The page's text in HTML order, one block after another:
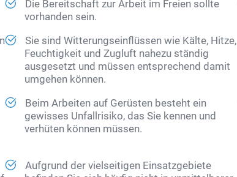
Die Bereitschaft zur Arbeit im Freien sollte
vorhanden sein.
Sie sind Witterungseinflüssen wie Kälte, Hitze,
Feuchtigkeit und Zugluft nahezu ständig
ausgesetzt und müssen entsprechend damit
umgehen können.
Beim Arbeiten auf Gerüsten besteht ein
gewisses Unfallrisiko, das Sie kennen und
verhüten können müssen.
Aufgrund der vielseitigen Einsatzgebiete